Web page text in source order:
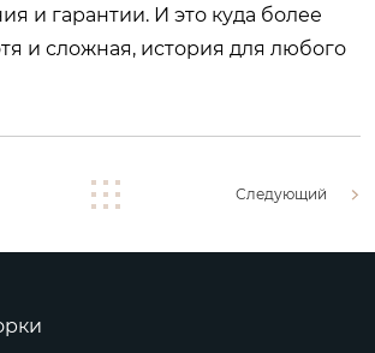
и гарантии. И это куда более
и сложная, история для любого
Следующий